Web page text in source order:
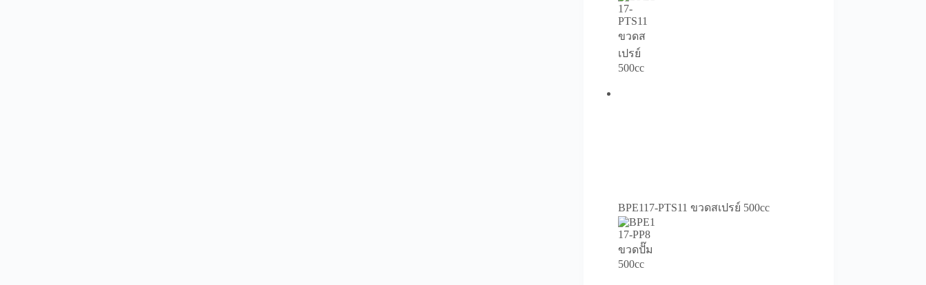
BPE117-PTS11 ขวดสเปรย์ 500cc